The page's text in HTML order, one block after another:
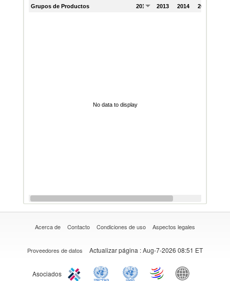
Grupos de Productos 2012 2013 2014 2015
No data to display
Acerca de Contacto Condiciones de uso Aspectos legales
Proveedores de datos Actualizar página : Aug-7-2026 08:51 ET
Asociados